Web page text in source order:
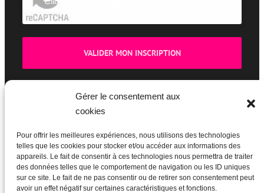
Gérer le consentement aux
cookies
Pour offrir les meilleures expériences, nous utilisons des technologies
telles que les cookies pour stocker et/ou accéder aux informations des
appareils. Le fait de consentir à ces technologies nous permettra de traiter
des données telles que le comportement de navigation ou les ID uniques
sur ce site. Le fait de ne pas consentir ou de retirer son consentement peut
avoir un effet négatif sur certaines caractéristiques et fonctions.